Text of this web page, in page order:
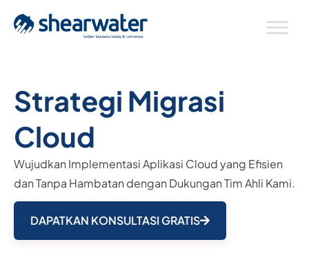
Strategi Migrasi
Cloud
Wujudkan Implementasi Aplikasi Cloud yang Efisien
dan Tanpa Hambatan dengan Dukungan Tim Ahli Kami.
DAPATKAN KONSULTASI GRATIS